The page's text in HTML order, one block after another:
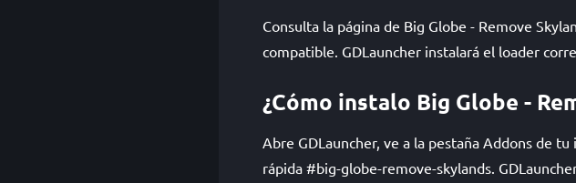
Consulta la página de Big Globe - Remove
compatible. GDLauncher instalará el loader
¿Cómo instalo Big Globe -
Abre GDLauncher, ve a la pestaña Addons de
rápida #big-globe-remove-skylands.